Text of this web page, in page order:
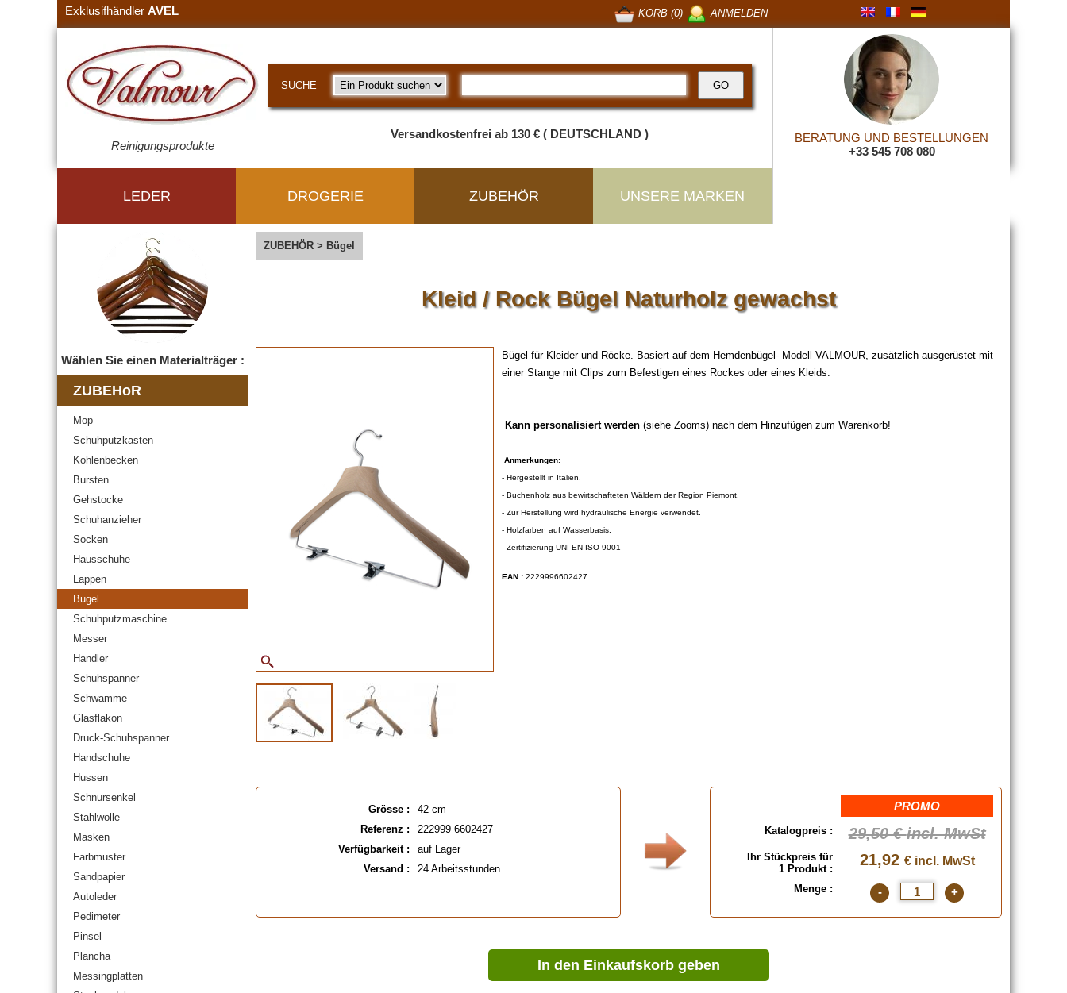
Exklusifhändler AVEL ANMELDEN
KORB (0)
Reinigungsprodukte
SUCHE
Versandkostenfrei ab 130 € ( DEUTSCHLAND )
BERATUNG UND BESTELLUNGEN
+33 545 708 080
LEDER DROGERIE ZUBEHÖR UNSERE MARKEN
Wählen Sie einen Materialträger :
ZUBEHoR
Mop
Schuhputzkasten
Kohlenbecken
Bursten
Gehstocke
Schuhanzieher
Socken
Hausschuhe
Lappen
Bugel
Schuhputzmaschine
Messer
Handler
Schuhspanner
Schwamme
Glasflakon
Druck-Schuhspanner
Handschuhe
Hussen
Schnursenkel
Stahlwolle
Masken
Farbmuster
Sandpapier
Autoleder
Pedimeter
Pinsel
Plancha
Messingplatten
ZUBEHÖR > Bügel
Kleid / Rock Bügel Naturholz gewachst
Bügel für Kleider und Röcke. Basiert auf dem Hemdenbügel- Modell VALMOUR, zusätzlich ausgerüstet mit
einer Stange mit Clips zum Befestigen eines Rockes oder eines Kleids.
Kann personalisiert werden (siehe Zooms) nach dem Hinzufügen zum Warenkorb!
Anmerkungen:
- Hergestellt in Italien.
- Buchenholz aus bewirtschafteten Wäldern der Region Piemont.
- Zur Herstellung wird hydraulische Energie verwendet.
- Holzfarben auf Wasserbasis.
- Zertifizierung UNI EN ISO 9001
EAN : 2229996602427
Grösse :
42 cm
Referenz :
222999 6602427
Verfügbarkeit :
auf Lager
Versand :
24 Arbeitsstunden
PROMO
Katalogpreis : 29,50 €incl. MwSt
Ihr Stückpreis für
1 Produkt :
21,92 € incl. MwSt
Menge : - +
In den Einkaufskorb geben